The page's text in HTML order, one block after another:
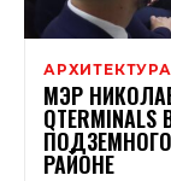
АРХИТЕКТУРА
МЭР
РАЙОНЕ